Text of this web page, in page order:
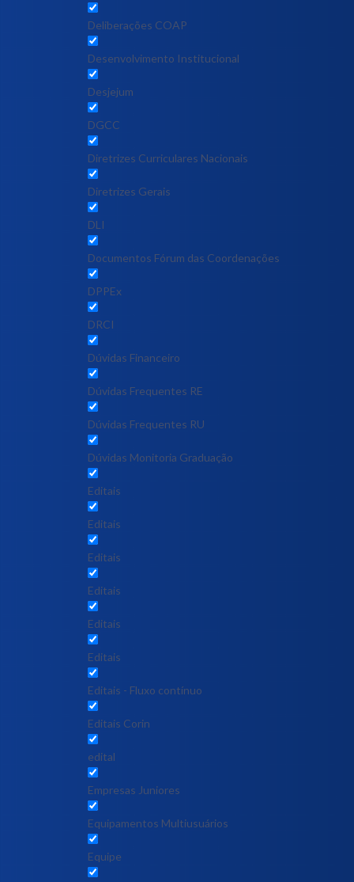
Deliberações COAP
Desenvolvimento Institucional
Desjejum
DGCC
Diretrizes Curriculares Nacionais
Diretrizes Gerais
DLI
Documentos Fórum das Coordenações
DPPEx
DRCI
Dúvidas Financeiro
Dúvidas Frequentes RE
Dúvidas Frequentes RU
Dúvidas Monitoria Graduação
Editais
Editais
Editais
Editais
Editais
Editais
Editais - Fluxo contínuo
Editais Corin
edital
Empresas Juniores
Equipamentos Multiusuários
Equipe